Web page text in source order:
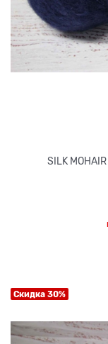
SILK
Скидка 30%